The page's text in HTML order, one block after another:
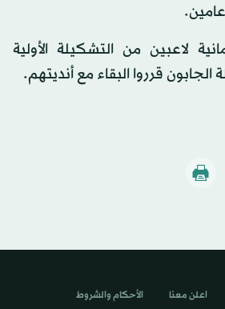
عامين.
لاعبين من التشكيلة الأولية
قرروا البقاء مع أنديتهم.
اعلن معنا الأحكام والشروط